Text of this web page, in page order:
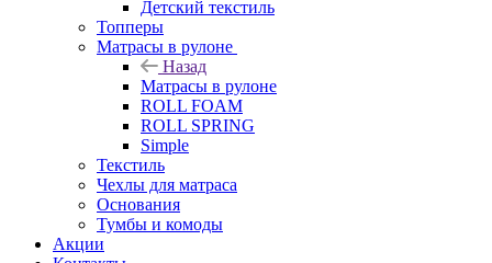
Детский текстиль
Топперы
Матрасы в рулоне
Назад
Матрасы в рулоне
ROLL FOAM
ROLL SPRING
Simple
Текстиль
Чехлы для матраса
Основания
Тумбы и комоды
Акции